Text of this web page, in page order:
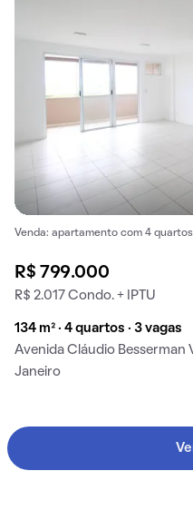
Venda: apartamento com 4
R$ 799.000
R$ 2.017 Condo. + IPTU
134 m² · 4 quartos · 3 vagas
Avenida Cláudio Besserman
Janeiro